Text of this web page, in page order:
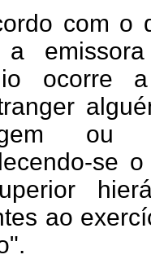
com o
a
ocorre
ou
se
ao